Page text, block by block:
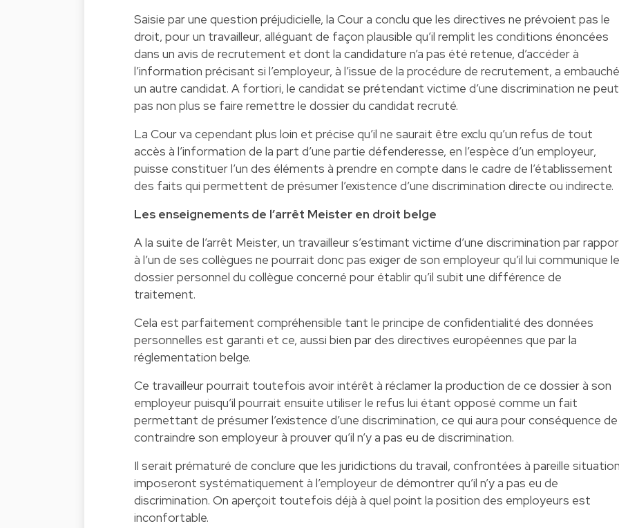
Saisie par une question préjudicielle, la Cour a conclu que les directives ne prévoient pas le
droit, pour un travailleur, alléguant de façon plausible qu’il remplit les conditions énoncées
dans un avis de recrutement et dont la candidature n’a pas été retenue, d’accéder à
l’information précisant si l’employeur, à l’issue de la procédure de recrutement, a embauché
un autre candidat. A fortiori, le candidat se prétendant victime d’une discrimination ne peut
pas non plus se faire remettre le dossier du candidat recruté.
La Cour va cependant plus loin et précise qu’il ne saurait être exclu qu’un refus de tout
accès à l’information de la part d’une partie défenderesse, en l’espèce d’un employeur,
puisse constituer l’un des éléments à prendre en compte dans le cadre de l’établissement
des faits qui permettent de présumer l’existence d’une discrimination directe ou indirecte.
Les enseignements de l’arrêt Meister en droit belge
A la suite de l’arrêt Meister, un travailleur s’estimant victime d’une discrimination par
à l’un de ses collègues ne pourrait donc pas exiger de son employeur qu’il lui communique le
dossier personnel du collègue concerné pour établir qu’il subit une différence de
traitement.
Cela est parfaitement compréhensible tant le principe de confidentialité des données
personnelles est garanti et ce, aussi bien par des directives européennes que par la
réglementation belge.
Ce travailleur pourrait toutefois avoir intérêt à réclamer la production de ce dossier à son
employeur puisqu’il pourrait ensuite utiliser le refus lui étant opposé comme un fait
permettant de présumer l’existence d’une discrimination, ce qui aura pour conséquence de
contraindre son employeur à prouver qu’il n’y a pas eu de discrimination.
Il serait prématuré de conclure que les juridictions du travail, confrontées à pareille
imposeront systématiquement à l’employeur de démontrer qu’il n’y a pas eu de
discrimination. On aperçoit toutefois déjà à quel point la position des employeurs est
inconfortable.